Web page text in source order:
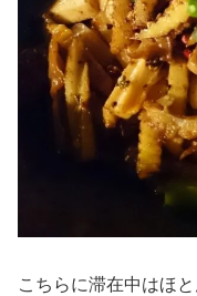
こちらに滞在中はほ